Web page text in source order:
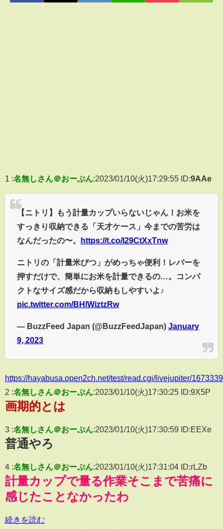
1 :名無しさん＠おーぷん:2023/01/10(火)17:29:55 ID:9AAe
【ニトリ】もう計量カップいらないじゃん！お米を
すっきり収納できる「天才ケース」今までの苦労は
なんだったの〜。
https://t.co/I29CtXxTnw
ニトリの「計量米びつ」がめっちゃ便利！レバーを
押すだけで、簡単にお米を計量できるの…。コンパ
クトなサイズ感だから収納もしやすいよ♪
pic.twitter.com/BHlWiztzRw
— BuzzFeed Japan (@BuzzFeedJapan) January
9, 2023
https://hayabusa.open2ch.net/test/read.cgi/livejupiter/
2 :名無しさん＠おーぷん:2023/01/10(火)17:30:25 ID:9X5P
画期的とは
3 :名無しさん＠おーぷん:2023/01/10(火)17:30:59 ID:EEXe
普通やろ
4 :名無しさん＠おーぷん:2023/01/10(火)17:31:04 ID:rLZb
計量カップで量る作業そこまで苦痛に
感じたことなかったわ
続きを読む